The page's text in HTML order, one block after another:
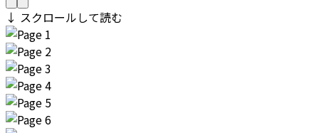
↓ スクロールして読む